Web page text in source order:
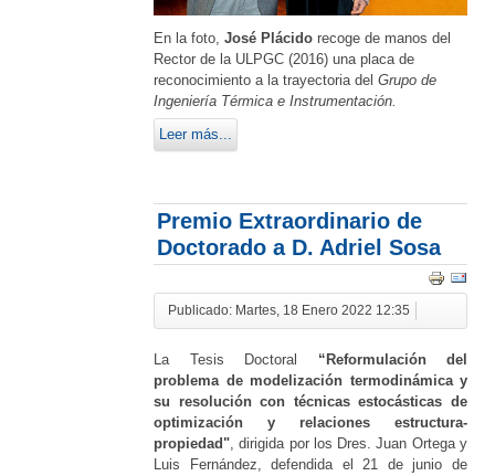
En la foto,José Plácido recoge de manos del
Rector de la ULPGC (2016) una placa de
reconocimiento a la trayectoria delGrupo de
Ingeniería Térmica e Instrumentación.
Leer más...
Premio Extraordinario de
Doctorado a D. Adriel Sosa
Publicado: Martes, 18 Enero 2022 12:35
La Tesis Doctoral “Reformulación del
problema de modelización termodinámica y
su resolución con técnicas estocásticas de
optimización y relaciones estructura-
propiedad" , dirigida por los Dres. Juan Ortega y
Luis Fernández, defendida el 21 de junio de